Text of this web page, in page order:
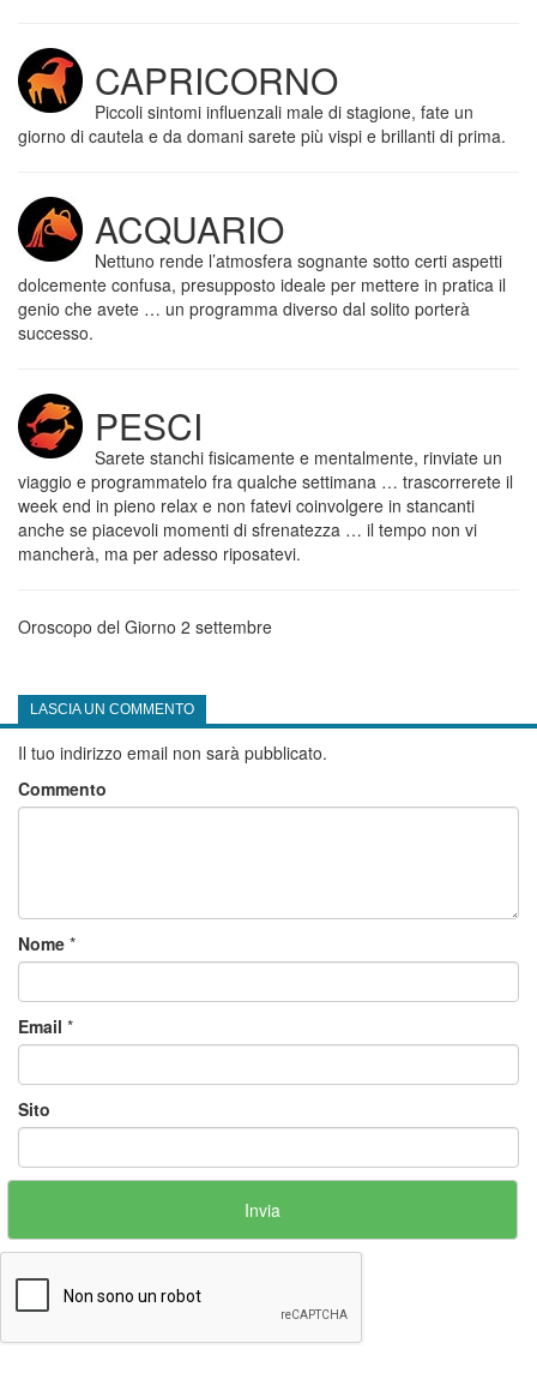
CAPRICORNO
Piccoli sintomi influenzali male di stagione, fate un
giorno di cautela e da domani sarete più vispi e brillanti di prima.
ACQUARIO
Nettuno rende l’atmosfera sognante sotto certi aspetti
dolcemente confusa, presupposto ideale per mettere in pratica il
genio che avete … un programma diverso dal solito porterà
successo.
PESCI
Sarete stanchi fisicamente e mentalmente, rinviate un
viaggio e programmatelo fra qualche settimana … trascorrerete il
week end in pieno relax e non fatevi coinvolgere in stancanti
anche se piacevoli momenti di sfrenatezza … il tempo non vi
mancherà, ma per adesso riposatevi.
Oroscopo del Giorno 2 settembre
LASCIA UN COMMENTO
Il tuo indirizzo email non sarà pubblicato.
Commento
Nome *
Email *
Sito